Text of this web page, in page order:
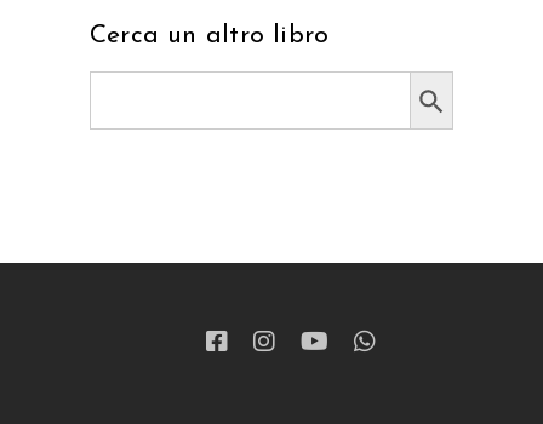
Cerca un altro libro
Search Button